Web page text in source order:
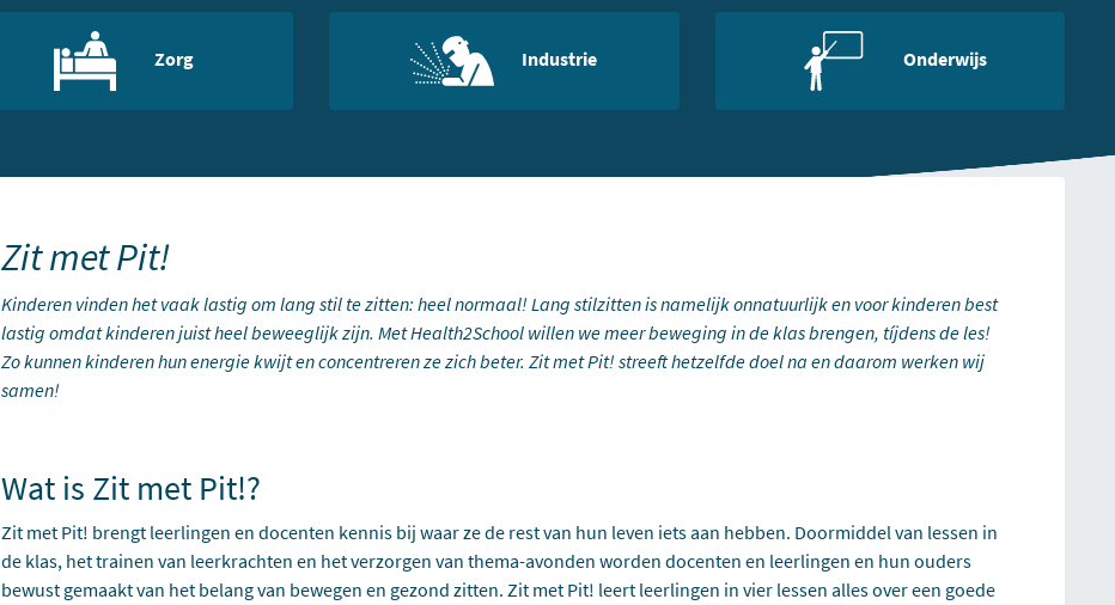
Zorg Industrie Onderwijs
Zit met Pit!
Kinderen vinden het vaak lastig om lang stil te zitten: heel normaal! Lang stilzitten is namelijk onnatuurlijk en voor kinderen best
lastig omdat kinderen juist heel beweeglijk zijn. Met Health2School willen we meer beweging in de klas brengen, tíjdens de les!
Zo kunnen kinderen hun energie kwijt en concentreren ze zich beter. Zit met Pit! streeft hetzelfde doel na en daarom werken wij
samen!
Wat is Zit met Pit!?
Zit met Pit! brengt leerlingen en docenten kennis bij waar ze de rest van hun leven iets aan hebben. Doormiddel van lessen in
de klas, het trainen van leerkrachten en het verzorgen van thema-avonden worden docenten en leerlingen en hun ouders
bewust gemaakt van het belang van bewegen en gezond zitten. Zit met Pit! leert leerlingen in vier lessen alles over een goede